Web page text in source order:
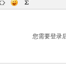
您需要登录